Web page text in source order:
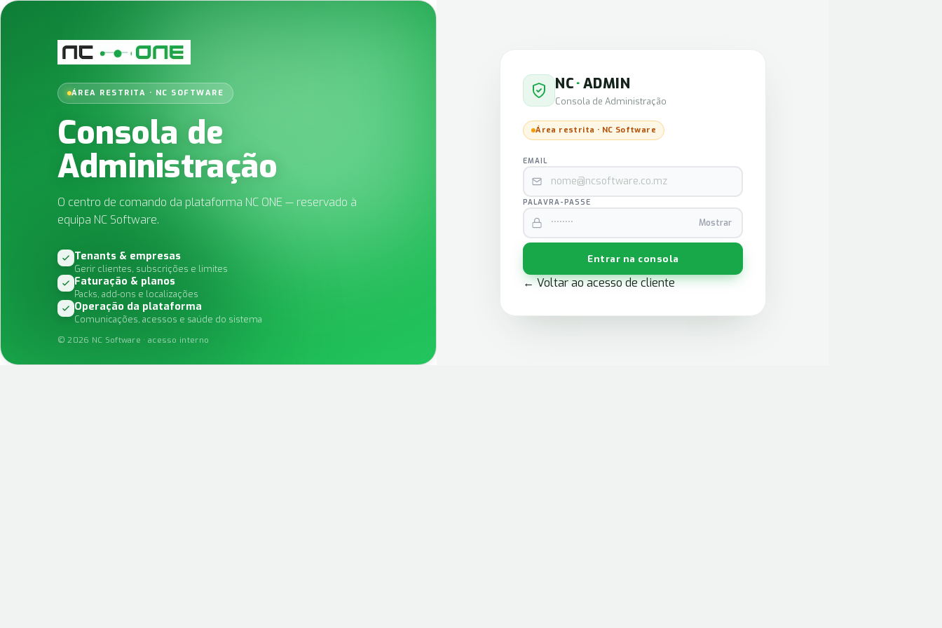
ÁREA RESTRITA · NC SOFTWARE
Consola de
Administração
O centro de comando da plataforma NC ONE — reservado à
equipa NC Software.
Tenants & empresas
Gerir clientes, subscrições e limites
Faturação & planos
Packs, add-ons e localizações
Operação da plataforma
Comunicações, acessos e saúde do sistema
©2026 NC Software · acesso interno
NC·ADMIN
Consola de Administração
Área restrita · NC Software
EMAIL
PALAVRA-PASSE
Mostrar
Entrar na consola
← Voltar ao acesso de cliente